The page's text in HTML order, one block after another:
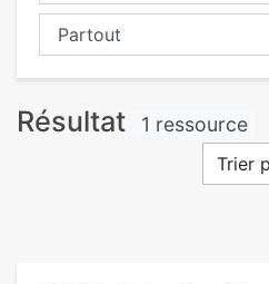
Chercher dans...
Résultat 1 ressource
Trier